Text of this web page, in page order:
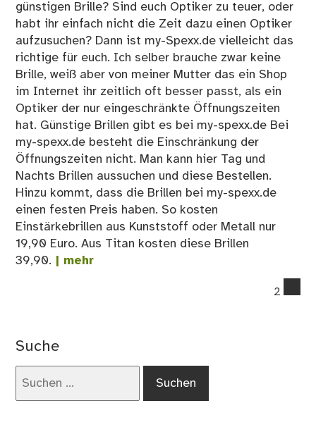
günstigen Brille? Sind euch Optiker zu teuer, oder
habt ihr einfach nicht die Zeit dazu einen Optiker
aufzusuchen? Dann ist my-Spexx.de vielleicht das
richtige für euch. Ich selber brauche zwar keine
Brille, weiß aber von meiner Mutter das ein Shop
im Internet ihr zeitlich oft besser passt, als ein
Optiker der nur eingeschränkte Öffnungszeiten
hat. Günstige Brillen gibt es bei my-spexx.de Bei
my-spexx.de besteht die Einschränkung der
Öffnungszeiten nicht. Man kann hier Tag und
Nachts Brillen aussuchen und diese Bestellen.
Hinzu kommt, dass die Brillen bei my-spexx.de
einen festen Preis haben. So kosten
Einstärkebrillen aus Kunststoff oder Metall nur
19,90 Euro. Aus Titan kosten diese Brillen
39,90. | mehr
2
Suche